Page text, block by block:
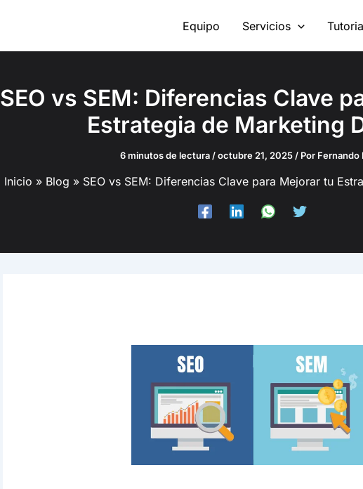
Equipo Servicios
SEO vs SEM: Diferencias Clave
Estrategia de Marketing
6 minutos de lectura/octubre 21, 2025/ Por Fernando
Inicio Blog SEO vs SEM: Diferencias Clave para Mejorar tu